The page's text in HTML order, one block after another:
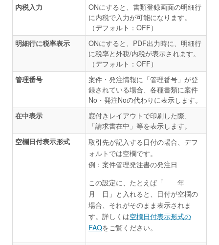
内税入力
ONにすると、書類登録画面の明細行
に内税で入力が可能になります。
（デフォルト：OFF）
明細行に税率表示
ONにすると、PDF出力時に、明細行
に税率と外税/内税が表示されます。
（デフォルト：OFF）
管理番号
案件・発注情報に「管理番号」が登
録されている場合、各種書類に案件
No・発注Noの代わりに表示します。
在中表示
窓付きレイアウトで印刷した際、
「請求書在中」等を表示します。
空欄日付表示形式
取引先が記入する日付の場合、デフ
ォルトでは空欄です。
例：案件管理発注書の発注日
この設定に、たとえば「 年
月 日」と入れると、日付が空欄の
場合、それがそのまま表示されま
す。詳しくは空欄日付表示形式の
FAQをご覧ください。